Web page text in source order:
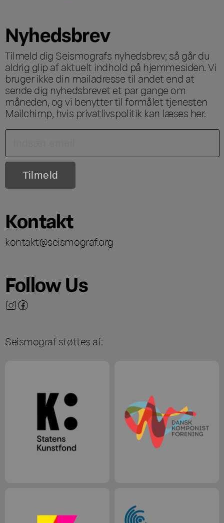
Nyhedsbrev
Tilmeld dig Seismografs nyhedsbrev; så går du
aldrig glip af aktuelt indhold på hjemmesiden. Vi
bruger ikke din mailadresse til andet end at
sende dig nyhedsbrevet et par gange om
måneden, og vi benytter til formålet tjenesten
Mailchimp, hvis privatlivspolitik kan læses her.
Kontakt
kontakt@seismograf.org
Follow Us
Seismograf støttes af: